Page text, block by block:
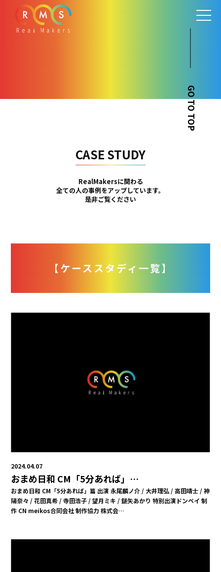
CASE STUDY
RealMakersに関わる
全ての人の事例をアップしています。
是非ご覧ください
【ケーススタディ一覧】
2024.04.07
おまめ日和 CM「5分あれば」…
おまめ日和 CM「5分あれば」篇 出演 永尾麟ノ介 / 大井理弘 / 高田靖士 / 神
陽奈々 / 花田真希 / 寺田浩子 / 望月ミキ / 鎚矢あかり 特別出演ドンペイ 制
作 CN meikos合同会社 制作協力 株式会…
GO TO TOP